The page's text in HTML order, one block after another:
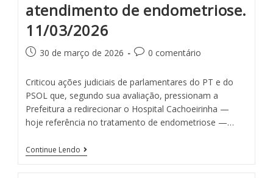
atendimento de endometriose.
11/03/2026
30 de março de 2026 0 comentário
Criticou ações judiciais de parlamentares do PT e do
PSOL que, segundo sua avaliação, pressionam a
Prefeitura a redirecionar o Hospital Cachoeirinha —
hoje referência no tratamento de endometriose —…
Continue Lendo